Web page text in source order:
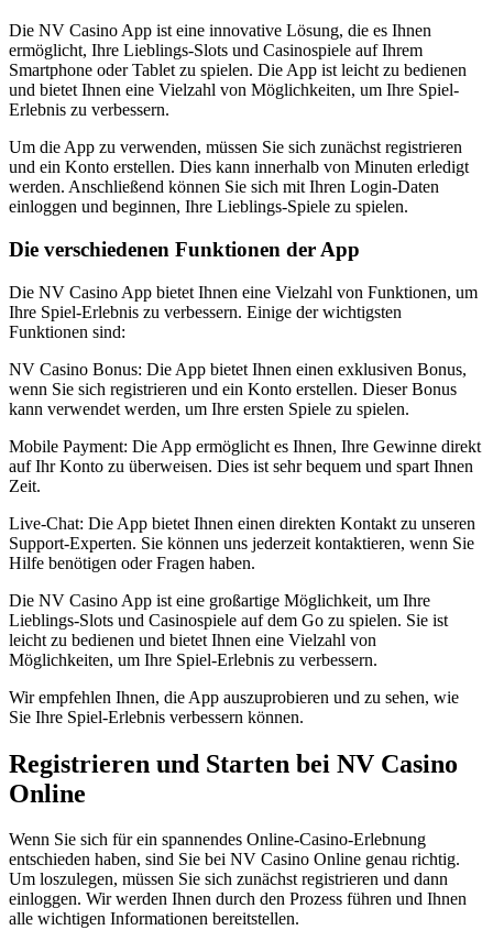
Die NV Casino App ist eine innovative Lösung, die es Ihnen
ermöglicht, Ihre Lieblings-Slots und Casinospiele auf Ihrem
Smartphone oder Tablet zu spielen. Die App ist leicht zu bedienen
und bietet Ihnen eine Vielzahl von Möglichkeiten, um Ihre Spiel-
Erlebnis zu verbessern.
Um die App zu verwenden, müssen Sie sich zunächst registrieren
und ein Konto erstellen. Dies kann innerhalb von Minuten erledigt
werden. Anschließend können Sie sich mit Ihren Login-Daten
einloggen und beginnen, Ihre Lieblings-Spiele zu spielen.
Die verschiedenen Funktionen der App
Die NV Casino App bietet Ihnen eine Vielzahl von Funktionen, um
Ihre Spiel-Erlebnis zu verbessern. Einige der wichtigsten
Funktionen sind:
NV Casino Bonus: Die App bietet Ihnen einen exklusiven Bonus,
wenn Sie sich registrieren und ein Konto erstellen. Dieser Bonus
kann verwendet werden, um Ihre ersten Spiele zu spielen.
Mobile Payment: Die App ermöglicht es Ihnen, Ihre Gewinne direkt
auf Ihr Konto zu überweisen. Dies ist sehr bequem und spart Ihnen
Zeit.
Live-Chat: Die App bietet Ihnen einen direkten Kontakt zu unseren
Support-Experten. Sie können uns jederzeit kontaktieren, wenn Sie
Hilfe benötigen oder Fragen haben.
Die NV Casino App ist eine großartige Möglichkeit, um Ihre
Lieblings-Slots und Casinospiele auf dem Go zu spielen. Sie ist
leicht zu bedienen und bietet Ihnen eine Vielzahl von
Möglichkeiten, um Ihre Spiel-Erlebnis zu verbessern.
Wir empfehlen Ihnen, die App auszuprobieren und zu sehen, wie
Sie Ihre Spiel-Erlebnis verbessern können.
Registrieren und Starten bei NV Casino
Online
Wenn Sie sich für ein spannendes Online-Casino-Erlebnung
entschieden haben, sind Sie bei NV Casino Online genau richtig.
Um loszulegen, müssen Sie sich zunächst registrieren und dann
einloggen. Wir werden Ihnen durch den Prozess führen und Ihnen
alle wichtigen Informationen bereitstellen.